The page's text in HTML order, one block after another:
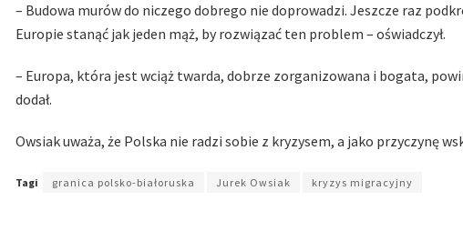
– Budowa murów do niczego dobrego nie doprowadzi. Jeszcze raz
Europie stanąć jak jeden mąż, by rozwiązać ten problem – oświadczył.
– Europa, która jest wciąż twarda, dobrze zorganizowana i bogata,
dodał.
Owsiak uważa, że Polska nie radzi sobie z kryzysem, a jako przyczynę
Tagi granica polsko-białoruska Jurek Owsiak kryzys migracyjny